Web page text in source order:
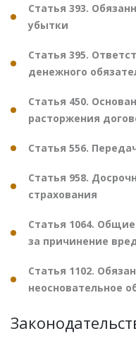
Статья 393.
убытки
Статья 395.
денежного
Статья 450.
расторжения
Статья 556.
Статья 958.
страхования
Статья 1064.
за причинение
Статья 1102.
неосновательное